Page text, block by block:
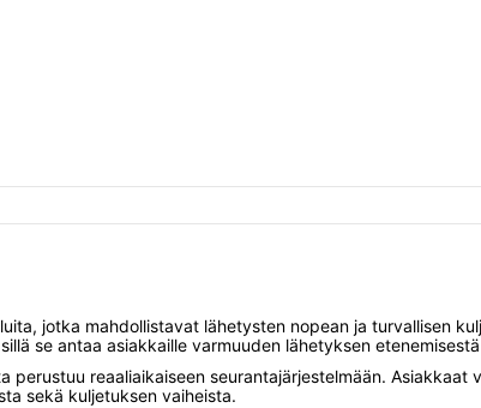
jotka mahdollistavat lähetysten nopean ja turvallisen
se antaa asiakkaille varmuuden lähetyksen
perustuu reaaliaikaiseen seurantajärjestelmään.
sekä kuljetuksen vaiheista.